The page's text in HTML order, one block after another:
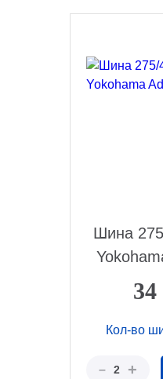
Шина
34
Кол-во
– 2 +